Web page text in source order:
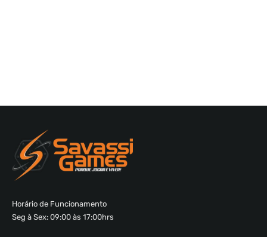
Horário de Funcionamento
Seg à Sex: 09:00 às 17:00hrs